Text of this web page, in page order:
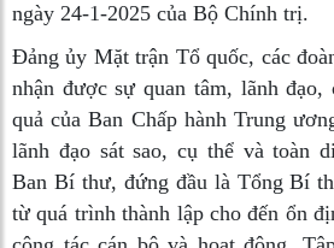
ngày 24-1-2025 của Bộ Chính trị.
Đảng ủy Mặt trận Tổ quốc, các
nhận được sự quan tâm, lãnh
quả của Ban Chấp hành Trung
lãnh đạo sát sao, cụ thể và toàn
Ban Bí thư, đứng đầu là Tổng Bí
từ quá trình thành lập cho đến ổn